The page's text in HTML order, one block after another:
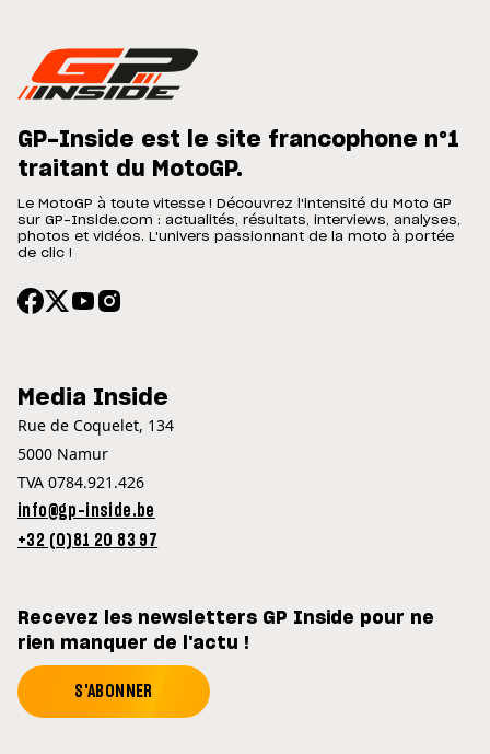
GP-Inside est le site francophone n°1
traitant du MotoGP.
Le MotoGP à toute vitesse ! Découvrez l'intensité du Moto GP
sur GP-Inside.com : actualités, résultats, interviews, analyses,
photos et vidéos. L'univers passionnant de la moto à portée
de clic !
Media Inside
Rue de Coquelet, 134
5000 Namur
TVA 0784.921.426
info@gp-inside.be
+32 (0)81 20 83 97
Recevez les newsletters GP Inside pour ne
rien manquer de l'actu !
S'ABONNER